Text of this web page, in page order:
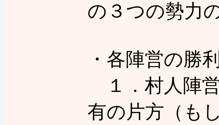
の３つの勢力
・各陣営の勝
１．村人陣
有の片方（も